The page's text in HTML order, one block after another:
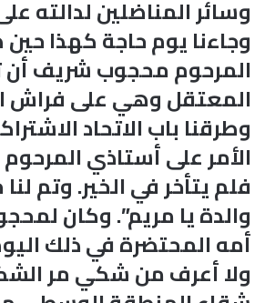
وسائر المناضلين لدالته
وجاءنا يوم حاجة كهذا
المرحوم محجوب شريف
المعتقل وهي على فراش
وطرقنا باب الاتحاد
الأمر على أستاذي
فلم يتأخر في الخير. وتم لنا
والدة يا مريم”. وكان
أمه المحتضرة في ذلك
ولا أعرف من شكي مر